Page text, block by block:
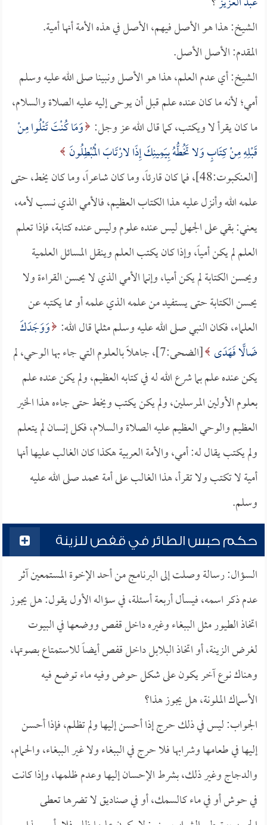
الشيخ: هذا هو الأصل فيهم، الأصل في هذه الأمة أنها أمية.
المقدم: الأصل الأصل.
الشيخ: أي عدم العلم، هذا هو الأصل ونبينا صلى الله عليه وسلم
أمي؛ لأنه ما كان عنده علم قبل أن يوحى إليه عليه الصلاة والسلام،
ما كان يقرأ لا ويكتب، كما قال الله عز وجل: وَمَا كُنْتَ تَتْلُوا مِنْ
قَبْلِهِ مِنْ كِتَابٍ وَلا تَخُطُّهُ بِيَمِينِكَ إِذًا لارْتَابَ الْمُبْطِلُونَ
[العنكبوت:48]، فما كان قارئاً، وما كان شاعراً، وما كان يخط، حتى
علمه الله وأنزل عليه هذا الكتاب العظيم، فالأمي الذي نسب لأمه،
يعني: بقي على الجهل ليس عنده علوم وليس عنده كتابة، فإذا تعلم
العلم لم يكن أمياً، وإذا كان يكتب العلم وينقل المسائل العلمية
ويحسن الكتابة لم يكن أميا، وإنما الأمي الذي لا يحسن القراءة ولا
يحسن الكتابة حتى يستفيد من علمه الذي علمه أو مما يكتبه عن
العلماء، فكان النبي صلى الله عليه وسلم مثلما قال الله: وَوَجَدَكَ
ضَالًّا فَهَدَى
[الضحى:7]، جاهلاً بالعلوم التي جاء بها الوحي، لم
يكن عنده علم بما شرع الله له في كتابه العظيم، ولم يكن عنده علم
بعلوم الأولين المرسلين، ولم يكن يكتب ويخط حتى جاءه هذا الخير
العظيم والوحي العظيم عليه الصلاة والسلام، فكل إنسان لم يتعلم
ولم يكتب يقال له: أمي، والأمة العربية هكذا كان الغالب عليها أنها
أمية لا تكتب ولا تقرأ، هذا الغالب على أمة محمد صلى الله عليه
وسلم.
حكم حبس الطائر في قفص للزينة
السؤال: رسالة وصلت إلى البرنامج من أحد الإخوة المستمعين آثر
عدم ذكر اسمه، فيسأل أربعة أسئلة، في سؤاله الأول يقول: هل يجوز
اتخاذ الطيور مثل الببغاء وغيره داخل قفص ووضعها في البيوت
لغرض الزينة، أو اتخاذ البلابل داخل قفص أيضاً للاستمتاع بصوتها،
وهناك نوع آخر يكون على شكل حوض وفيه ماء توضع فيه
الأسماك الملونة، هل يجوز هذا؟
الجواب: ليس في ذلك حرج إذا أحسن إليها ولم تظلم، فإذا أحسن
إليها في طعامها وشرابها فلا حرج في الببغاء ولا غير الببغاء، والحمام،
والدجاج وغير ذلك، بشرط الإحسان إليها وعدم ظلمها، وإذا كانت
في حوش أو في ماء كالسمك، أو في صناديق لا تضرها تعطى